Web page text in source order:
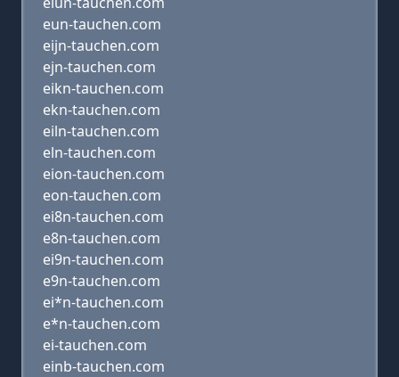
eun-tauchen.com
eijn-tauchen.com
ejn-tauchen.com
eikn-tauchen.com
ekn-tauchen.com
eiln-tauchen.com
eln-tauchen.com
eion-tauchen.com
eon-tauchen.com
ei8n-tauchen.com
e8n-tauchen.com
ei9n-tauchen.com
e9n-tauchen.com
ei*n-tauchen.com
e*n-tauchen.com
ei-tauchen.com
einb-tauchen.com